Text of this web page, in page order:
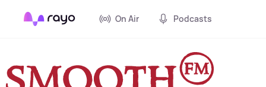
On Air Podcasts